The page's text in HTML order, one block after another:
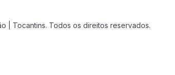
| Tocantins. Todos os direitos reservados.